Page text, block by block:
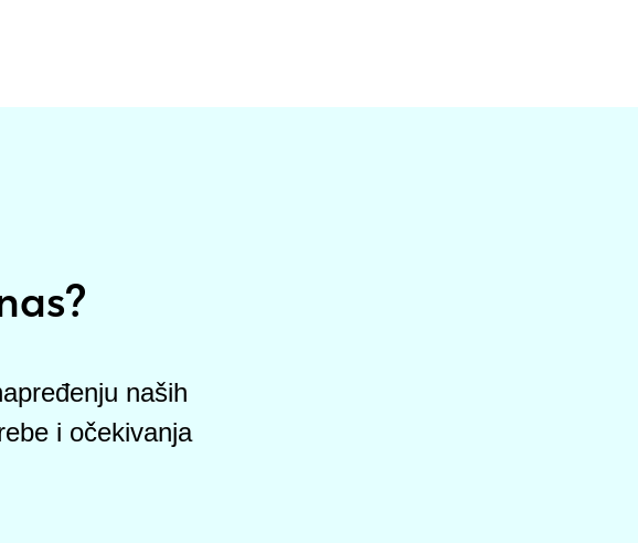
naših
i očekivanja